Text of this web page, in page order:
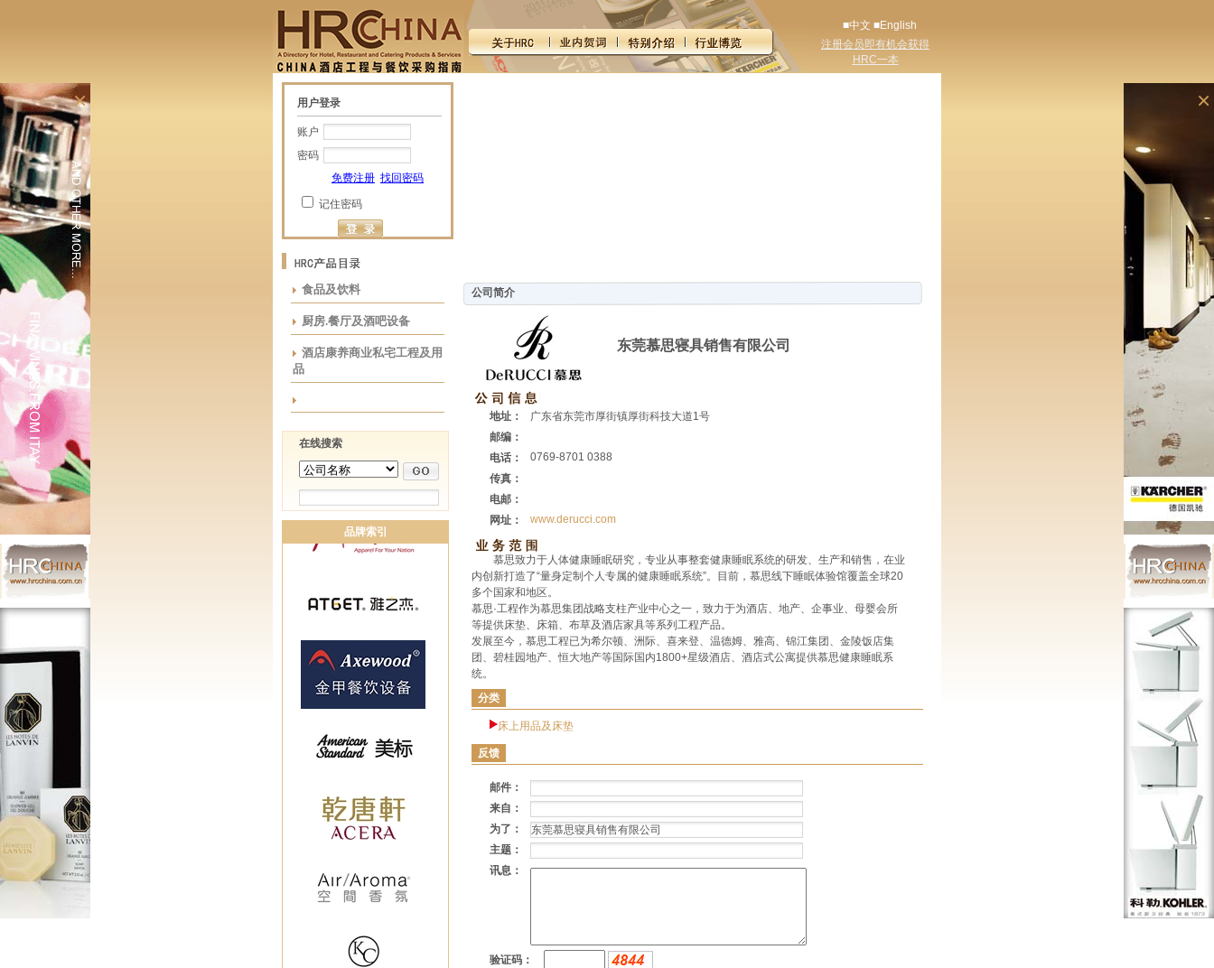
× ×
■中文 ■English
注册会员即有机会获得
HRC一本
用户登录
账户
密码
免费注册 找回密码
记住密码
食品及饮料
厨房.餐厅及酒吧设备
酒店康养商业私宅工程及用
品
在线搜索
品牌索引
公司简介
东莞慕思寝具销售有限公司
地址：
广东省东莞市厚街镇厚街科技大道1号
邮编：
电话：
0769-8701 0388
传真：
电邮：
网址：
www.derucci.com
慕思致力于人体健康睡眠研究，专业从事整套健康睡眠系统的研发、生产和销售，在业
内创新打造了“量身定制个人专属的健康睡眠系统”。目前，慕思线下睡眠体验馆覆盖全球20
多个国家和地区。
慕思·工程作为慕思集团战略支柱产业中心之一，致力于为酒店、地产、企事业、母婴会所
等提供床垫、床箱、布草及酒店家具等系列工程产品。
发展至今，慕思工程已为希尔顿、洲际、喜来登、温德姆、雅高、锦江集团、金陵饭店集
团、碧桂园地产、恒大地产等国际国内1800+星级酒店、酒店式公寓提供慕思健康睡眠系
统。
分类
床上用品及床垫
反馈
邮件：
来自：
为了：
主题：
讯息：
验证码：